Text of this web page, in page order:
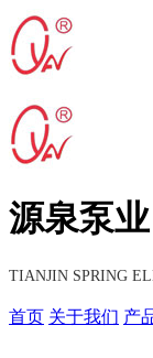
源泉泵
TIANJIN SPRING
首页 关于我们 产